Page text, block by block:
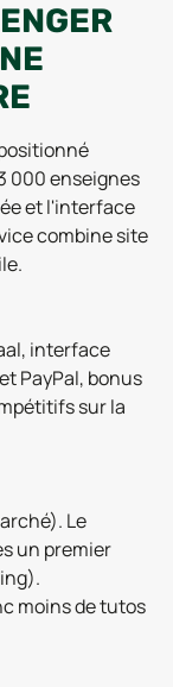
000 enseignes
et l'interface
combine site
interface
PayPal, bonus
sur la
Le
un premier
moins de tutos